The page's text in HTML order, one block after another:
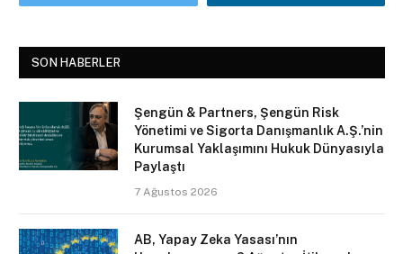
SON HABERLER
Şengün & Partners, Şengün Risk
Yönetimi ve Sigorta Danışmanlık A.Ş.’nin
Kurumsal Yaklaşımını Hukuk Dünyasıyla
Paylaştı
7 Ağustos 2026
AB, Yapay Zeka Yasası’nın